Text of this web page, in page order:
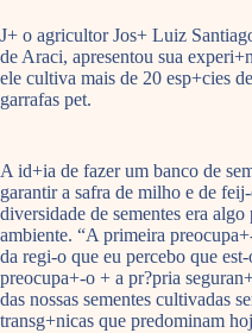
J+ o agricultor Jos+ Luiz
de Araci, apresentou sua
ele cultiva mais de 20 esp+cies
garrafas pet.
A id+ia de fazer um banco de
garantir a safra de milho e de
diversidade de sementes era
ambiente. “A primeira
da regi-o que eu percebo que
preocupa+-o + a pr?pria
das nossas sementes cultivadas
transg+nicas que predominam